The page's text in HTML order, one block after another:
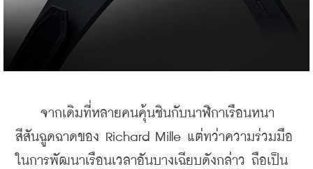
จากเดิมที่หลายคนคุ้นชินกับนาฬิกาเรือนหนา
สีสันฉูดฉาดของ Richard Mille แต่ทว่าความร่วมมือ
ในการพัฒนาเรือนเวลาอันบางเฉียบดังกล่าว ถือเป็น